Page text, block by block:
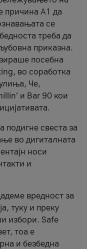
причина А1 да
се
треба да
приказна.
посебна
во соработка
Че,
и Bar 90 кои
подигне свеста за
во дигиталната
носи
и
вредност за
туку и преку
избори. Safe
тоа е
и безбедна